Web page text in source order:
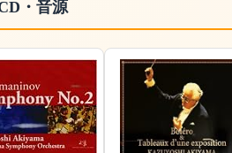
・音源